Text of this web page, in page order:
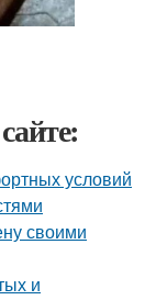
условий
своими
и